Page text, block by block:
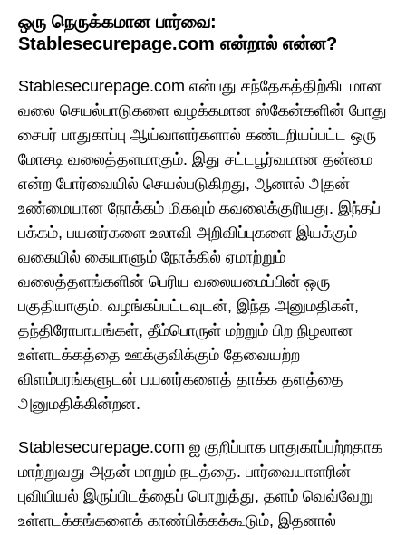
ஒரு நெருக்கமான பார்வை:
Stablesecurepage.com என்றால் என்ன?
Stablesecurepage.com என்பது சந்தேகத்திற்கிடமான
வலை செயல்பாடுகளை வழக்கமான ஸ்கேன்களின் போது
சைபர் பாதுகாப்பு ஆய்வாளர்களால் கண்டறியப்பட்ட ஒரு
மோசடி வலைத்தளமாகும். இது சட்டபூர்வமான தன்மை
என்ற போர்வையில் செயல்படுகிறது, ஆனால் அதன்
உண்மையான நோக்கம் மிகவும் கவலைக்குரியது. இந்தப்
பக்கம், பயனர்களை உலாவி அறிவிப்புகளை இயக்கும்
வகையில் கையாளும் நோக்கில் ஏமாற்றும்
வலைத்தளங்களின் பெரிய வலையமைப்பின் ஒரு
பகுதியாகும். வழங்கப்பட்டவுடன், இந்த அனுமதிகள்,
தந்திரோபாயங்கள், தீம்பொருள் மற்றும் பிற நிழலான
உள்ளடக்கத்தை ஊக்குவிக்கும் தேவையற்ற
விளம்பரங்களுடன் பயனர்களைத் தாக்க தளத்தை
அனுமதிக்கின்றன.
Stablesecurepage.com ஐ குறிப்பாக பாதுகாப்பற்றதாக
மாற்றுவது அதன் மாறும் நடத்தை. பார்வையாளரின்
புவியியல் இருப்பிடத்தைப் பொறுத்து, தளம் வெவ்வேறு
உள்ளடக்கங்களைக் காண்பிக்கக்கூடும், இதனால்